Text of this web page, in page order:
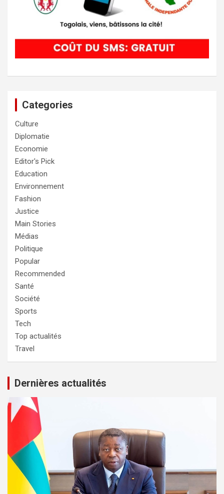
Categories
Culture
Diplomatie
Economie
Editor's Pick
Education
Environnement
Fashion
Justice
Main Stories
Médias
Politique
Popular
Recommended
Santé
Société
Sports
Tech
Top actualités
Travel
Dernières actualités